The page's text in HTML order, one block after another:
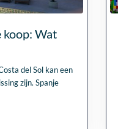
koop: Wat
del Sol kan een
zijn. Spanje